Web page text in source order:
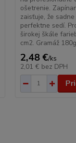
ošetrenie.
zaisťuje, že
perfektne sedí.
širokej škále
cm2. Gramáž
2,48 €/ks
2,01 € bez DPH